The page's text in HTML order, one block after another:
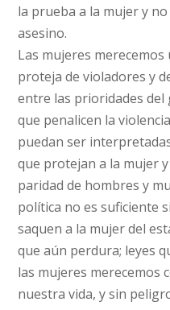
la prueba a la mujer y
asesino.
Las mujeres
proteja de violadores y
entre las prioridades del
que penalicen la
puedan ser
que protejan a la mujer
paridad de hombres y
política no es suficiente
saquen a la mujer del
que aún perdura; leyes
las mujeres merecemos
nuestra vida, y sin